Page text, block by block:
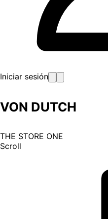
Iniciar sesión
VON DUTCH
THE STORE ONE
Scroll